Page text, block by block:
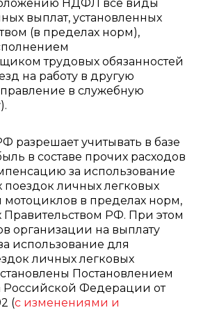
НДФЛ все виды
выплат, установленных
(в пределах норм),
трудовых обязанностей
на работу в другую
в служебную
разрешает учитывать в базе
в составе прочих расходов
за использование
личных легковых
мотоциклов в пределах норм,
Правительством РФ. При этом
организации на выплату
использование для
личных легковых
Постановлением
Российской Федерации от
(с изменениями и